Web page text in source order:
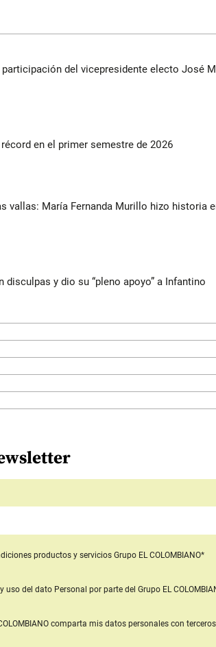
del vicepresidente electo José
en el primer semestre de 2026
vallas: María Fernanda Murillo hizo historia
y dio su “pleno apoyo” a Infantino
productos y servicios Grupo EL COLOMBIANO*
uso del dato Personal por parte del Grupo EL
comparta mis datos personales con